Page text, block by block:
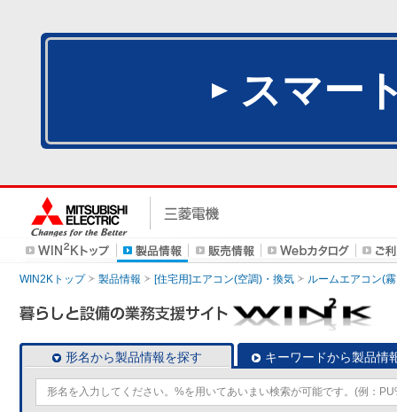
スマー
WIN2Kトップ 製品情報 [住宅用]エアコン(空調)・換気 ルームエアコン(
形名から製品情報を探す キーワードから製品情